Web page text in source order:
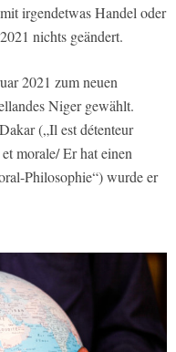
irgendetwas Handel oder
nichts geändert.
2021 zum neuen
Niger gewählt.
(„Il est détenteur
morale/ Er hat einen
Philosophie“) wurde er